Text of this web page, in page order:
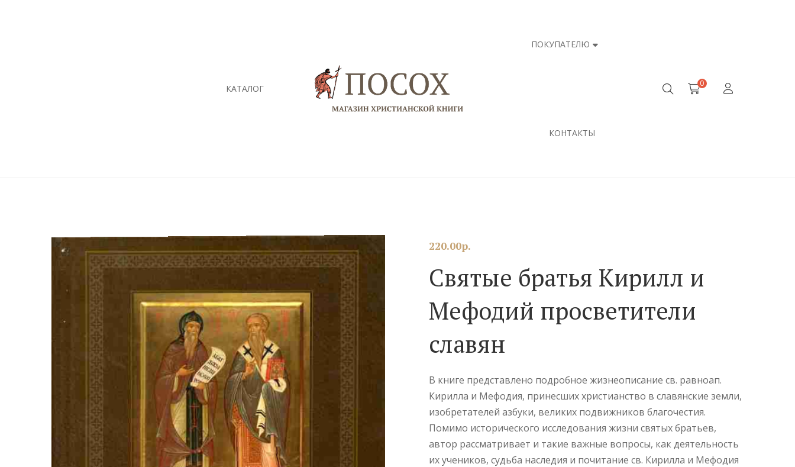
КАТАЛОГ
ПОКУПАТЕЛЮ
КОНТАКТЫ
0
220.00р.
Святые братья Кирилл и
Мефодий просветители
славян
В книге представлено подробное жизнеописание св. равноап.
Кирилла и Мефодия, принесших христианство в славянские земли,
изобретателей азбуки, великих подвижников благочестия.
Помимо исторического исследования жизни святых братьев,
автор рассматривает и такие важные вопросы, как деятельность
их учеников, судьба наследия и почитание св. Кирилла и Мефодия